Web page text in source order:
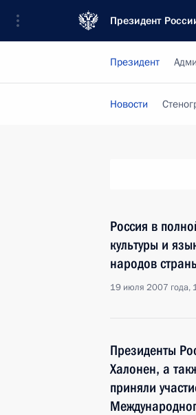
Президент
Президент
Новости
Россия в
культуры и
народов
19 июля 2007 года,
Президенты
Халонен, а
приняли